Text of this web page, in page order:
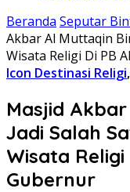
Beranda Seputar
Akbar Al Muttaqin
Wisata Religi Di PB
Icon Destinasi Religi,
Masjid
Jadi Salah
Wisata
Gubernur